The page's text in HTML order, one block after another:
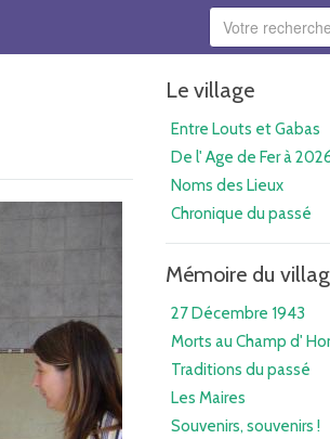
Le village
Entre Louts et Gabas
De l' Age de Fer à
Noms des Lieux
Chronique du passé
Mémoire du
27 Décembre 1943
Morts au Champ d'
Traditions du passé
Les Maires
Souvenirs, souvenirs !